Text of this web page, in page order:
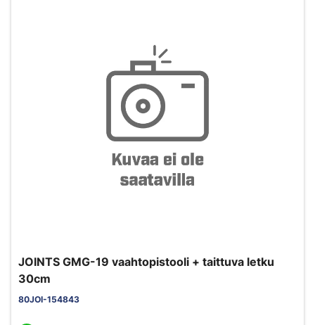
JOINTS GMG-19 vaahtopistooli + taittuva letku
30cm
80JOI-154843